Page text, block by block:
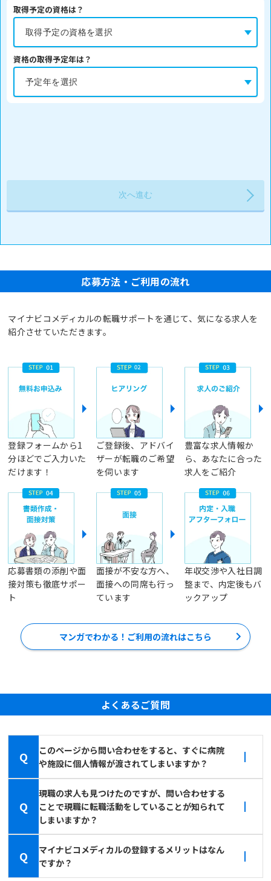
取得予定の資格は？
資格の取得予定年は？
応募方法・ご利用の流れ
マイナビコメディカルの転職サポートを通じて、気になる求人を
紹介させていただきます。
登録フォームから1
分ほどでご入力いた
だけます！
ご登録後、アドバイ
ザーが転職のご希望
を伺います
豊富な求人情報か
ら、あなたに合った
求人をご紹介
応募書類の添削や面
接対策も徹底サポー
ト
面接が不安な方へ、
面接への同席も行っ
ています
年収交渉や入社日調
整まで、内定後もバ
ックアップ
マンガでわかる！ご利用の流れはこちら
よくあるご質問
Q
このページから問い合わせをすると、すぐに病院
や施設に個人情報が渡されてしまいますか？
Q
現職の求人も見つけたのですが、問い合わせする
ことで現職に転職活動をしていることが知られて
しまいますか？
Q
マイナビコメディカルの登録するメリットはなん
ですか？